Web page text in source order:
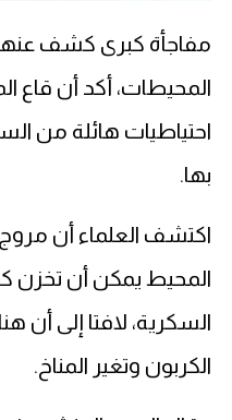
مفاجأة كبرى كشف
المحيطات، أكد أن قاع
احتياطيات هائلة من
بها.
اكتشف العلماء أن
المحيط يمكن أن تخزن
السكرية، لافتا إلى أن
الكربون وتغير المناخ.